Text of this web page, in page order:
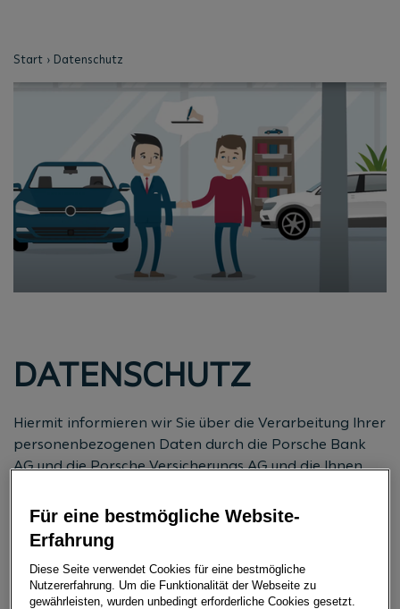
Start Datenschutz
DATENSCHUTZ
Hiermit informieren wir Sie über die Verarbeitung Ihrer
personenbezogenen Daten durch die Porsche Bank
AG und die Porsche Versicherungs AG und die Ihnen
Datenschutzgrundverordnung (DSGVO).
ZUM INFORMATIONSVIDEO AUF YOUTUBE
Für eine bestmögliche Website-
Erfahrung
Diese Seite verwendet Cookies für eine bestmögliche
Nutzererfahrung. Um die Funktionalität der Webseite zu
gewährleisten, wurden unbedingt erforderliche Cookies gesetzt.